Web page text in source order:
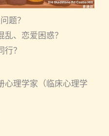
题？
、恋爱困惑？
？
心理学家（临床心理学